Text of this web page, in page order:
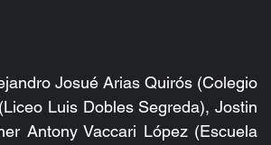
Luis Dobles Segreda), Jostin
Antony Vaccari López (Escuela